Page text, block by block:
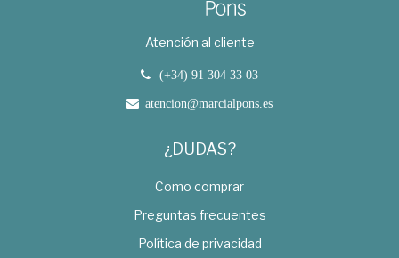
Atención al cliente
(+34) 91 304 33 03
atencion@marcialpons.es
¿DUDAS?
Como comprar
Preguntas frecuentes
Política de privacidad